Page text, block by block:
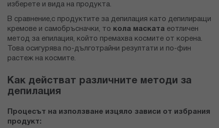
изберете и вида на продукта.
В сравнение,с продуктите за депилация като депилиращи
кремове и самобръсначки, то кола маската еотличен
метод за епилация, който премахва космите от корена.
Това осигурява по-дълготрайни резултати и по-фин
растеж на космите.
Как действат различните методи за
депилация
Процесът на използване изцяло зависи от избрания
продукт: